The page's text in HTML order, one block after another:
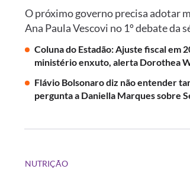
O próximo governo precisa adotar
Ana Paula Vescovi no 1º debate da
Coluna do Estadão: Ajuste fiscal em
ministério enxuto, alerta Dorothea
Flávio Bolsonaro diz não entender
pergunta a Daniella Marques sobre
NUTRIÇÃO